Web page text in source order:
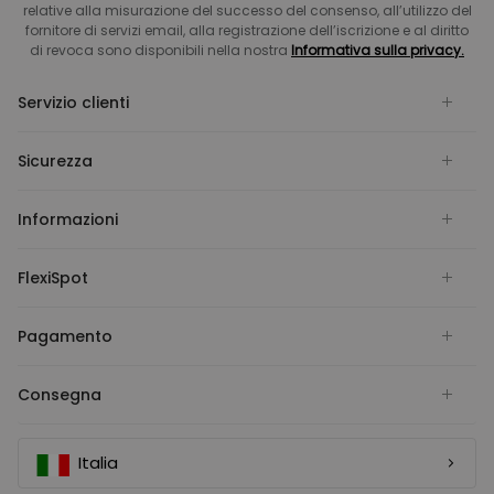
relative alla misurazione del successo del consenso, all’utilizzo del
fornitore di servizi email, alla registrazione dell’iscrizione e al diritto
di revoca sono disponibili nella nostra Informativa sulla privacy.
Servizio clienti
Sicurezza
Informazioni
FlexiSpot
Pagamento
Consegna
Italia